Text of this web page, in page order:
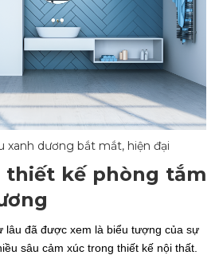
xanh dương bắt mắt, hiện đại
thiết kế phòng tắm
lâu đã được xem là biểu tượng của sự
sâu cảm xúc trong thiết kế nội thất.